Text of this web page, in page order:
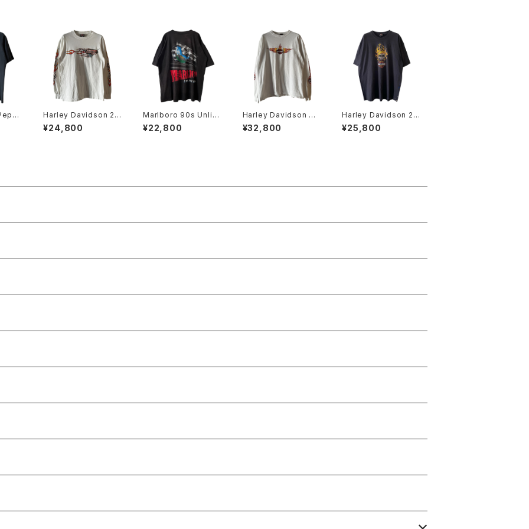
Harley Davidson 20
00 Checker Flame
L/S Tee
¥24,800
Marlboro 90s Unlim
ited Railroad Pocke
t Tee
¥22,800
Harley Davidson Y2
K Flame Emblem Lo
go L/S Tee
¥32,800
Harley Davidson 20
07 Skull Flame Tee
¥25,800